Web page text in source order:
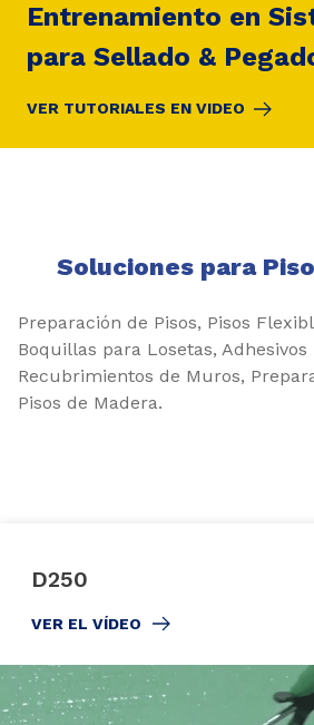
Entrenamiento en
para Sellado &
VER TUTORIALES EN VIDEO
Soluciones para
Preparación de Pisos, Pisos
Boquillas para Losetas, Adhesivos
Recubrimientos de Muros,
Pisos de Madera.
D250
VER EL VÍDEO